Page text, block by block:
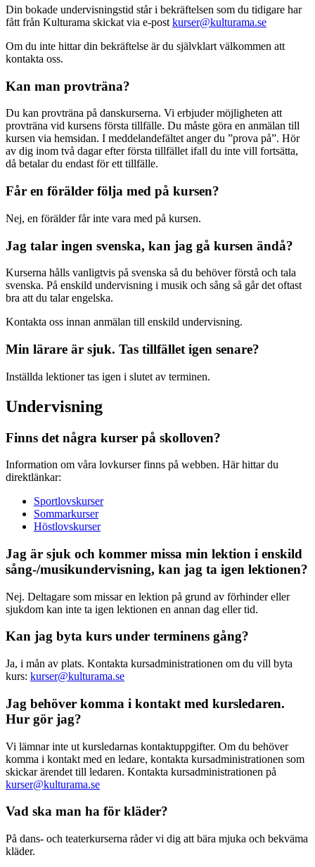
Din bokade undervisningstid står i bekräftelsen som du tidigare har
fått från Kulturama skickat via e-post kurser@kulturama.se
Om du inte hittar din bekräftelse är du självklart välkommen att
kontakta oss.
Kan man provträna?
Du kan provträna på danskurserna. Vi erbjuder möjligheten att
provträna vid kursens första tillfälle. Du måste göra en anmälan till
kursen via hemsidan. I meddelandefältet anger du ”prova på”. Hör
av dig inom två dagar efter första tillfället ifall du inte vill fortsätta,
då betalar du endast för ett tillfälle.
Får en förälder följa med på kursen?
Nej, en förälder får inte vara med på kursen.
Jag talar ingen svenska, kan jag gå kursen ändå?
Kurserna hålls vanligtvis på svenska så du behöver förstå och tala
svenska. På enskild undervisning i musik och sång så går det oftast
bra att du talar engelska.
Kontakta oss innan anmälan till enskild undervisning.
Min lärare är sjuk. Tas tillfället igen senare?
Inställda lektioner tas igen i slutet av terminen.
Undervisning
Finns det några kurser på skolloven?
Information om våra lovkurser finns på webben. Här hittar du
direktlänkar:
Sportlovskurser
Sommarkurser
Höstlovskurser
Jag är sjuk och kommer missa min lektion i enskild
sång-/musikundervisning, kan jag ta igen lektionen?
Nej. Deltagare som missar en lektion på grund av förhinder eller
sjukdom kan inte ta igen lektionen en annan dag eller tid.
Kan jag byta kurs under terminens gång?
Ja, i mån av plats. Kontakta kursadministrationen om du vill byta
kurs: kurser@kulturama.se
Jag behöver komma i kontakt med kursledaren.
Hur gör jag?
Vi lämnar inte ut kursledarnas kontaktuppgifter. Om du behöver
komma i kontakt med en ledare, kontakta kursadministrationen som
skickar ärendet till ledaren. Kontakta kursadministrationen på
kurser@kulturama.se
Vad ska man ha för kläder?
På dans- och teaterkurserna råder vi dig att bära mjuka och bekväma
kläder.